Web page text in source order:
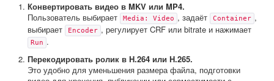
Конвертировать видео в MKV или MP4.
Пользователь выбирает
Media: Video , задаёт Container ,
выбирает
Encoder , регулирует CRF или bitrate и нажимает
Run .
Перекодировать ролик в H.264 или H.265.
Это удобно для уменьшения размера файла, подготовки